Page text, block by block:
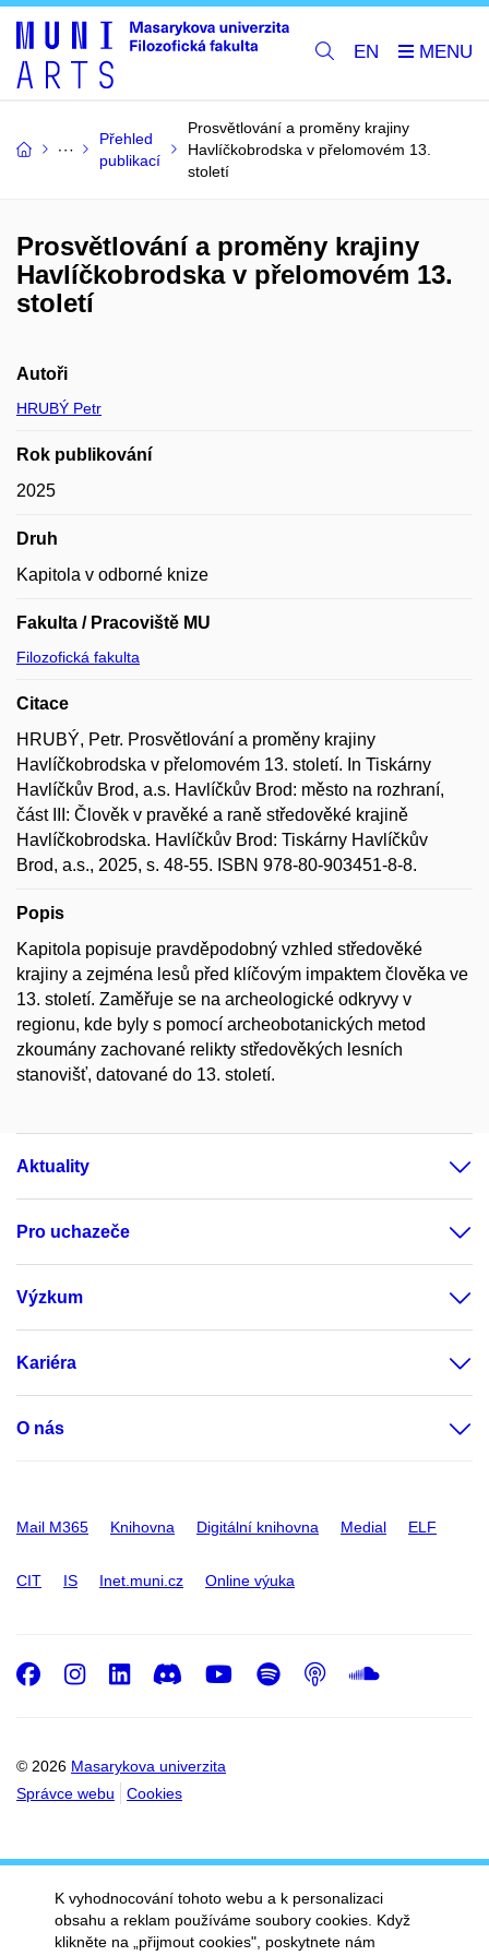
EN
Přehled
publikací
Prosvětlování a proměny krajiny
Havlíčkobrodska v přelomovém 13.
století
Prosvětlování a proměny krajiny
Havlíčkobrodska v přelomovém 13.
století
Autoři
HRUBÝ Petr
Rok publikování
2025
Druh
Kapitola v odborné knize
Fakulta / Pracoviště MU
Filozofická fakulta
Citace
HRUBÝ, Petr. Prosvětlování a proměny krajiny
Havlíčkobrodska v přelomovém 13. století. In Tiskárny
Havlíčkův Brod, a.s. Havlíčkův Brod: město na rozhraní,
část III: Člověk v pravěké a raně středověké krajině
Havlíčkobrodska. Havlíčkův Brod: Tiskárny Havlíčkův
Brod, a.s., 2025, s. 48-55. ISBN 978-80-903451-8-8.
Popis
Kapitola popisuje pravděpodobný vzhled středověké
krajiny a zejména lesů před klíčovým impaktem člověka ve
13. století. Zaměřuje se na archeologické odkryvy v
regionu, kde byly s pomocí archeobotanických metod
zkoumány zachované relikty středověkých lesních
stanovišť, datované do 13. století.
Aktuality
Pro uchazeče
Výzkum
Kariéra
O nás
Mail M365 Knihovna Digitální knihovna Medial ELF
CIT IS Inet.muni.cz Online výuka
© 2026 Masarykova univerzita
Správce webu
Cookies
Facebook
Instagram
LinkedIn
DiscordYoutube
Spotify
Podcast
K vyhodnocování tohoto webu a k personalizaci
obsahu a reklam používáme soubory cookies. Když
klikněte na „přijmout cookies", poskytnete nám